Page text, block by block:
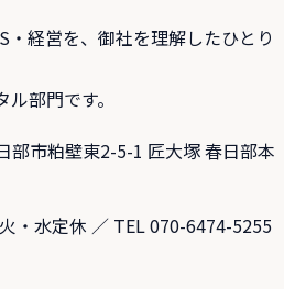
・経営を、御社を理解したひとり
部門です。
部市粕壁東2-5-1 匠大塚 春日部本
・水定休 ／ TEL 070-6474-5255